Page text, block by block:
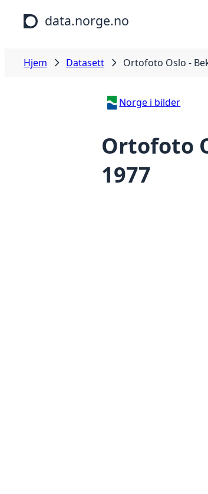
Hopp til hovedinnhold
data.norge.no
Hjem Datasett Ortofoto Oslo -
Norge i bilder
Ortofoto
1977